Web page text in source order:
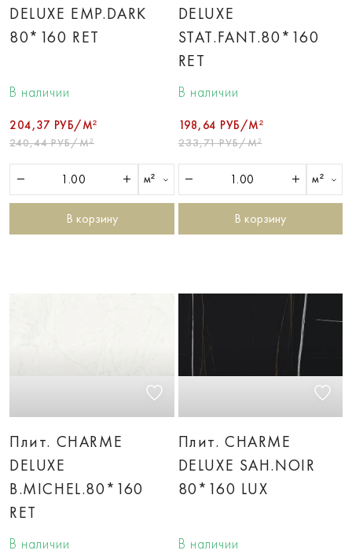
DELUXE EMP.DARK
80*160 RET
В наличии
204,37 РУБ/М²
240,44 РУБ/М²
м²
В корзину
DELUXE
STAT.FANT.80*160
RET
В наличии
198,64 РУБ/М²
233,71 РУБ/М²
м²
В корзину
Плит. CHARME
DELUXE
B.MICHEL.80*160
RET
В наличии
Плит. CHARME
DELUXE SAH.NOIR
80*160 LUX
В наличии